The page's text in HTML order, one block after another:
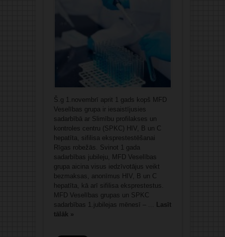
Š.g 1.novembrī aprit 1 gads kopš MFD
Veselības grupa ir iesaistījusies
sadarbībā ar Slimību profilakses un
kontroles centru (SPKC) HIV, B un C
hepatīta, sifilisa eksprestestēšanai
Rīgas robežās. Svinot 1 gada
sadarbības jubileju, MFD Veselības
grupa aicina visus iedzīvotājus veikt
bezmaksas, anonīmus HIV, B un C
hepatīta, kā arī sifilisa eksprestestus.
MFD Veselības grupas un SPKC
sadarbības 1.jubilejas mēnesī – ... Lasīt
tālāk »